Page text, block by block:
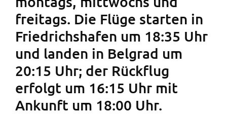
freitags. Die Flüge starten in
Friedrichshafen um 18:35 Uhr
und landen in Belgrad um
20:15 Uhr; der Rückflug
erfolgt um 16:15 Uhr mit
Ankunft um 18:00 Uhr.